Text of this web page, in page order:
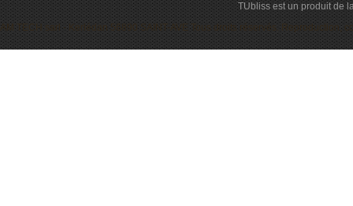
TUbliss est un produit de
AM TECH sarl - Kerlédan 56890 SAINT-AVE Tous droits réservés. Reproduction,